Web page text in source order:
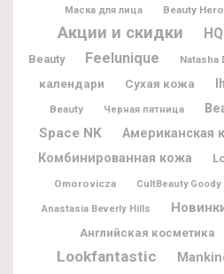
Маска для лица Beauty
Акции и скидки
Beauty
Feelunique Natasha
календари
Сухая кожа
Beauty
Черная пятница
Space NK Американская
Комбинированная кожа
Omorovicza CultBeauty Goody
Anastasia Beverly Hills
Английская косметика
Lookfantastic